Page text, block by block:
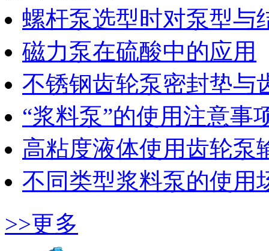
螺杆泵选型时对泵型与
磁力泵在硫酸中的应用
不锈钢齿轮泵密封垫与
“浆料泵”的使用注意事
高粘度液体使用齿轮泵
不同类型浆料泵的使用
>>更多